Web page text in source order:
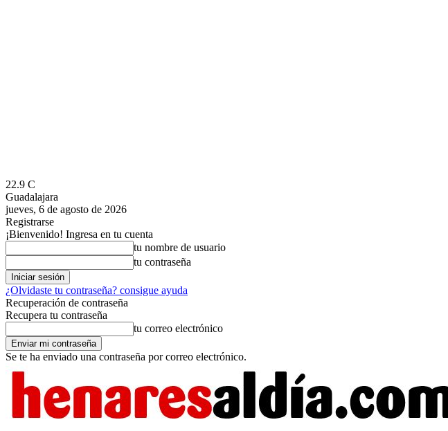
22.9 C
Guadalajara
jueves, 6 de agosto de 2026
Registrarse
¡Bienvenido! Ingresa en tu cuenta
tu nombre de usuario
tu contraseña
¿Olvidaste tu contraseña? consigue ayuda
Recuperación de contraseña
Recupera tu contraseña
tu correo electrónico
Se te ha enviado una contraseña por correo electrónico.